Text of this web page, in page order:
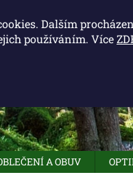
Dalším
používáním. Více
A OBUV